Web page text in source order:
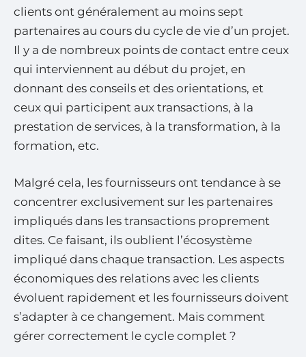
clients ont généralement au moins sept
partenaires au cours du cycle de vie d’un projet.
Il y a de nombreux points de contact entre ceux
qui interviennent au début du projet, en
donnant des conseils et des orientations, et
ceux qui participent aux transactions, à la
prestation de services, à la transformation, à la
formation, etc.
Malgré cela, les fournisseurs ont tendance à se
concentrer exclusivement sur les partenaires
impliqués dans les transactions proprement
dites. Ce faisant, ils oublient l’écosystème
impliqué dans chaque transaction. Les aspects
économiques des relations avec les clients
évoluent rapidement et les fournisseurs doivent
s’adapter à ce changement. Mais comment
gérer correctement le cycle complet ?